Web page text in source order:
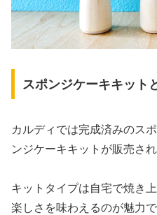
スポンジケーキキット
カルディでは完成済みのス
ンジケーキキットが販売さ
キットタイプは自宅で焼き
楽しさを味わえるのが魅力